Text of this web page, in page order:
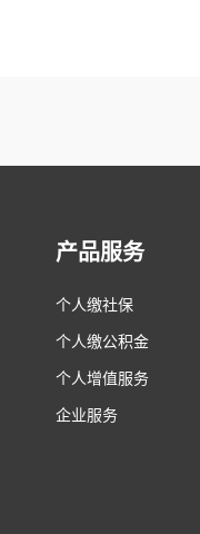
产品服务
个人缴社保
个人缴公积金
个人增值服务
企业服务